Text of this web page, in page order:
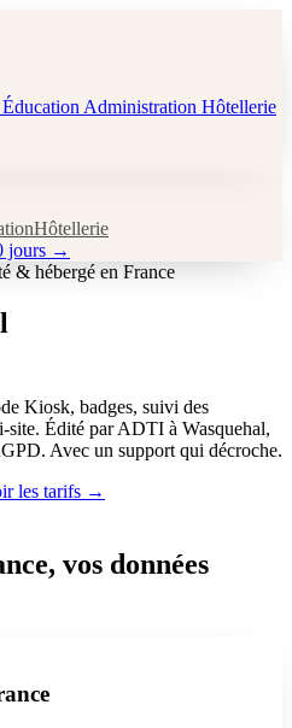
Éducation Administration Hôtellerie
Hôtellerie
jours →
& hébergé en France
Kiosk, badges, suivi des
site. Édité par ADTI à Wasquehal,
Avec un support qui décroche.
les tarifs →
vos données